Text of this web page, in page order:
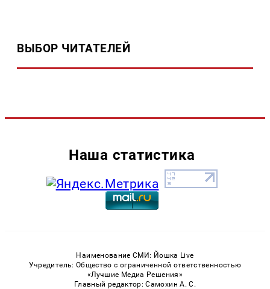
ВЫБОР ЧИТАТЕЛЕЙ
Наша статистика
Наименование СМИ: Йошка Live
Учредитель: Общество с ограниченной ответственностью
«Лучшие Медиа Решения»
Главный редактор: Самохин А. С.